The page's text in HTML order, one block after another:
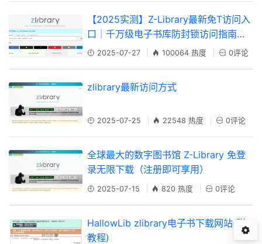
【2025实测】Z-Library最新免T访问入
口｜千万级电子书库防封锁访问指南
【全网镜像更新最快】
2025-07-27 100064 热度 0评论
zlibrary最新访问方式
2025-07-25 22548 热度 0评论
全球最大的数字图书馆 Z-Library 免登
录无限下载（注册即可享用）
2025-07-15 820 热度 0评论
HallowLib zlibrary电子书下载网站(附
教程)